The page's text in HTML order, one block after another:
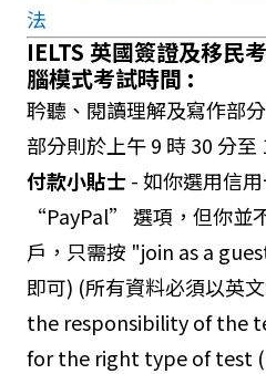
法
IELTS 英國簽證及移民
腦模式考試時間 :
耹聽、閱讀理解及寫作部
部分則於上午 9 時 30 分至
付款小貼士- 如你選用信
“PayPal” 選項，但你並
戶，只需按 "join as a
即可) (所有資料必須以英
the responsibility of the
for the right type of test